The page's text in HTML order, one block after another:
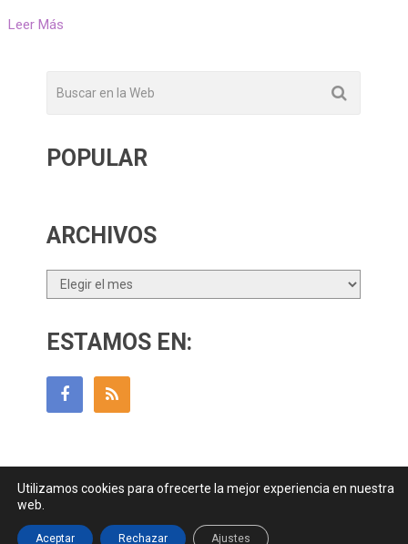
Leer Más
POPULAR
ARCHIVOS
Archivos
ESTAMOS EN:
Contactar|| Datos Legales y Privacidady
Utilizamos cookies para ofrecerte la mejor experiencia en nuestra
web.
Aceptar Rechazar Ajustes